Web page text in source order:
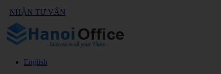
NHẬN TƯ VẤN
English